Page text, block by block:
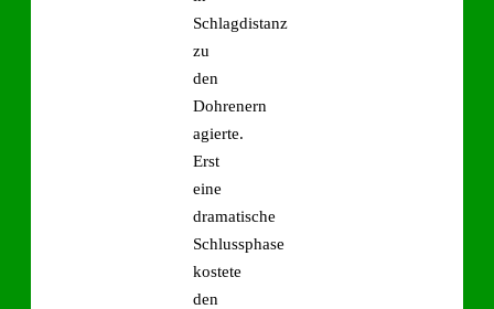
Schlagdistanz
zu
den
Dohrenern
agierte.
Erst
eine
dramatische
Schlussphase
kostete
den